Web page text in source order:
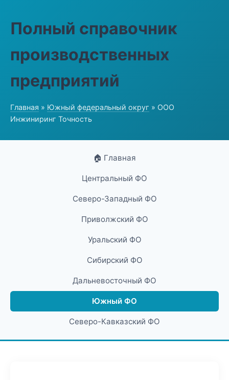
Полный справочник
производственных
предприятий
Главная » Южный федеральный округ » ООО
Инжиниринг Точность
🏠 Главная
Центральный ФО
Северо-Западный ФО
Приволжский ФО
Уральский ФО
Сибирский ФО
Дальневосточный ФО
Южный ФО
Северо-Кавказский ФО